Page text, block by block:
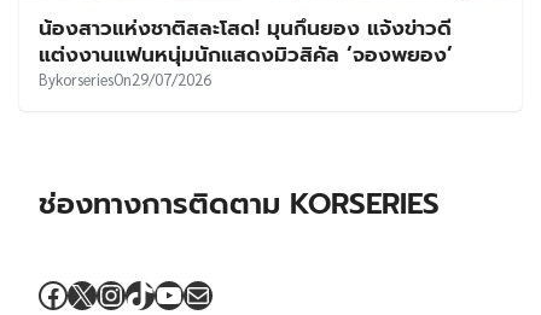
น้องสาวแห่งชาติสละโสด! มุนกึนยอง แจ้งข่าวดี
แต่งงานแฟนหนุ่มนักแสดงมิวสิคัล ‘จองพยอง’
BykorseriesOn29/07/2026
ช่องทางการติดตาม KORSERIES
Facebook
X Instagram
TikTok
YouTube
Mail